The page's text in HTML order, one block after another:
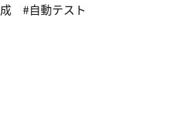
自動テスト